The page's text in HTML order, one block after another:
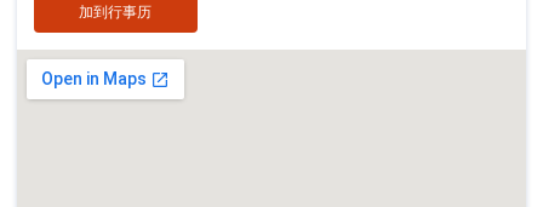
加到行事历